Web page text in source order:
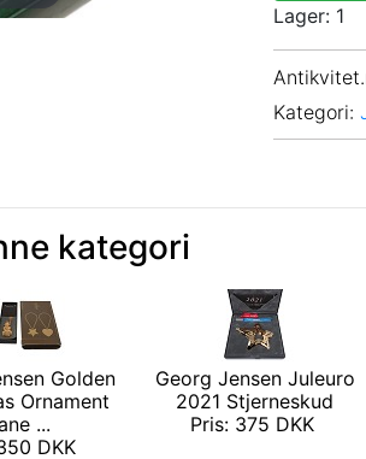
Lager: 1
Kategori:
kategori
Golden
Ornament
...
DKK
Georg Jensen Juleuro
2021 Stjerneskud
Pris: 375 DKK